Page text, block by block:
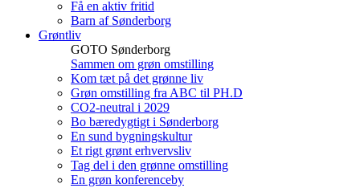
Få en aktiv fritid
Barn af Sønderborg
Grøntliv
GOTO Sønderborg
Sammen om grøn omstilling
Kom tæt på det grønne liv
Grøn omstilling fra ABC til PH.D
CO2-neutral i 2029
Bo bæredygtigt i Sønderborg
En sund bygningskultur
Et rigt grønt erhvervsliv
Tag del i den grønne omstilling
En grøn konferenceby